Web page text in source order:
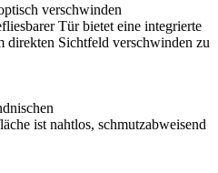
verschwinden
Tür bietet eine integrierte
direkten Sichtfeld verschwinden zu
ist nahtlos, schmutzabweisend